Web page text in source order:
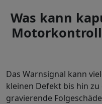
Was kann
Das Warnsignal kann
kleinen Defekt bis hin
gravierende